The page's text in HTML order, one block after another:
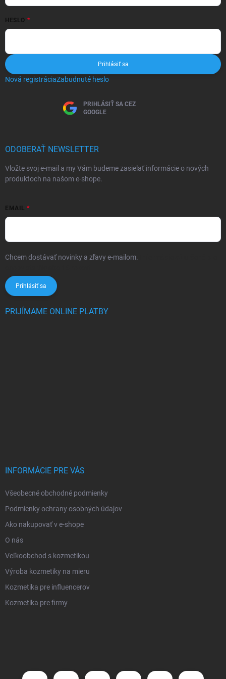
HESLO
Prihlásiť sa
Nová registráciaZabudnuté heslo
PRIHLÁSIŤ SA CEZ
GOOGLE
ODOBERAŤ NEWSLETTER
Vložte svoj e-mail a my Vám budeme zasielať informácie o nových
produktoch na našom e-shope.
EMAIL
Chcem dostávať novinky a zľavy e-mailom.
Prihlásiť sa
PRIJÍMAME ONLINE PLATBY
INFORMÁCIE PRE VÁS
Všeobecné obchodné podmienky
Podmienky ochrany osobných údajov
Ako nakupovať v e-shope
O nás
Veľkoobchod s kozmetikou
Výroba kozmetiky na mieru
Kozmetika pre influencerov
Kozmetika pre firmy